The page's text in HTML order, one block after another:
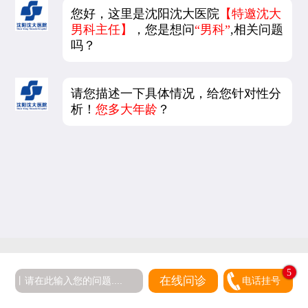
您好，这里是沈阳沈大医院 【特邀沈大
男科主任】
，您是想问“男科” ,相关问题
吗？
请您描述一下具体情况，给您针对性分
析！您多大年龄 ？
在线问诊 电话挂号
5